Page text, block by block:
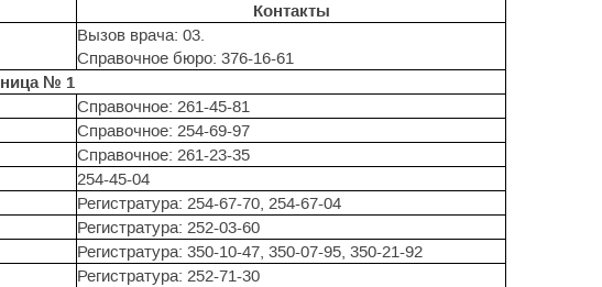
Контакты
Вызов врача: 03.
Справочное бюро: 376-16-61
№ 1
Справочное: 261-45-81
Справочное: 254-69-97
Справочное: 261-23-35
254-45-04
Регистратура: 254-67-70, 254-67-04
Регистратура: 252-03-60
Регистратура: 350-10-47, 350-07-95, 350-21-92
Регистратура: 252-71-30